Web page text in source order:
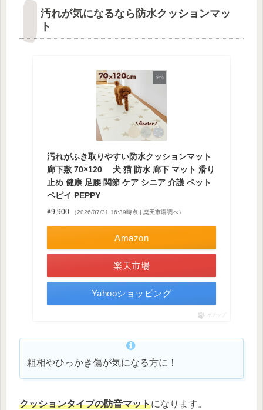
汚れが気になるなら防水クッションマッ
ト
汚れがふき取りやすい防水クッションマット
廊下敷 70×120 犬 猫 防水 廊下 マット 滑り
止め 健康 足腰 関節 ケア シニア 介護 ペット
ペピイ PEPPY
¥9,900 （2026/07/31 16:39時点 | 楽天市場調べ）
Amazon
楽天市場
Yahooショッピング
ポチップ
粗相やひっかき傷が気になる方に！
クッションタイプの防音マットになります。